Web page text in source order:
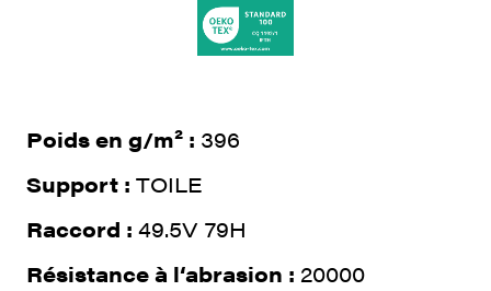
Poids en g/m² : 396
Support : TOILE
Raccord : 49.5V 79H
Résistance à l‘abrasion : 20000